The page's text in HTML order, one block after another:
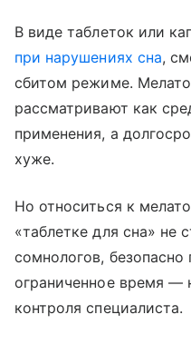
В виде таблеток или
при нарушениях сна,
сбитом режиме.
рассматривают как
применения, а
хуже.
Но относиться к
«таблетке для сна» не
сомнологов,
ограниченное время —
контроля специалиста.